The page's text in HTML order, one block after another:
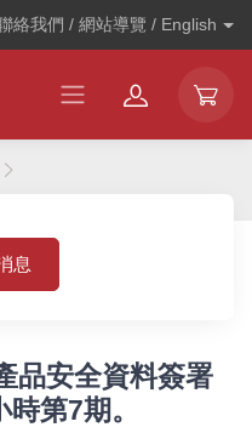
絡我們 / 網站導覽 / English
息
品安全資料簽署
第7期。